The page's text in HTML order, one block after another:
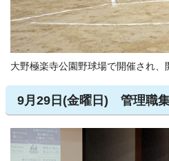
大野極楽寺公園野球場で開催され、
9月29日(金曜日) 管理職